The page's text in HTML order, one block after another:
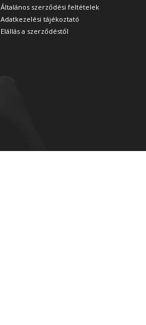
Általános szerződési feltételek
Adatkezelési tájékoztató
Elállás a szerződéstől